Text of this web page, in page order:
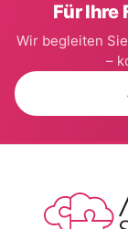
Für Ihre
Wir begleiten
–